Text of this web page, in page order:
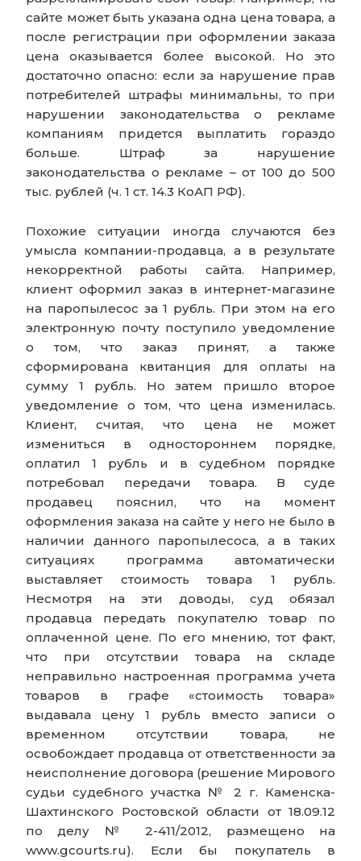
сайте может быть указана одна цена товара, а
после регистрации при оформлении заказа
цена оказывается более высокой. Но это
достаточно опасно: если за нарушение прав
потребителей штрафы минимальны, то при
нарушении законодательства о рекламе
компаниям придется выплатить гораздо
больше. Штраф за нарушение
законодательства о рекламе – от 100 до 500
тыс. рублей (ч. 1 ст. 14.3 КоАП РФ).
Похожие ситуации иногда случаются без
умысла компании-продавца, а в результате
некорректной работы сайта. Например,
клиент оформил заказ в интернет-магазине
на паропылесос за 1 рубль. При этом на его
электронную почту поступило уведомление
о том, что заказ принят, а также
сформирована квитанция для оплаты на
сумму 1 рубль. Но затем пришло второе
уведомление о том, что цена изменилась.
Клиент, считая, что цена не может
измениться в одностороннем порядке,
оплатил 1 рубль и в судебном порядке
потребовал передачи товара. В суде
продавец пояснил, что на момент
оформления заказа на сайте у него не было в
наличии данного паропылесоса, а в таких
ситуациях программа автоматически
выставляет стоимость товара 1 рубль.
Несмотря на эти доводы, суд обязал
продавца передать покупателю товар по
оплаченной цене. По его мнению, тот факт,
что при отсутствии товара на складе
неправильно настроенная программа учета
товаров в графе «стоимость товара»
выдавала цену 1 рубль вместо записи о
временном отсутствии товара, не
освобождает продавца от ответственности за
неисполнение договора (решение Мирового
судьи судебного участка № 2 г. Каменска-
Шахтинского Ростовской области от 18.09.12
по делу № 2-411/2012, размещено на
www.gcourts.ru). Если бы покупатель в